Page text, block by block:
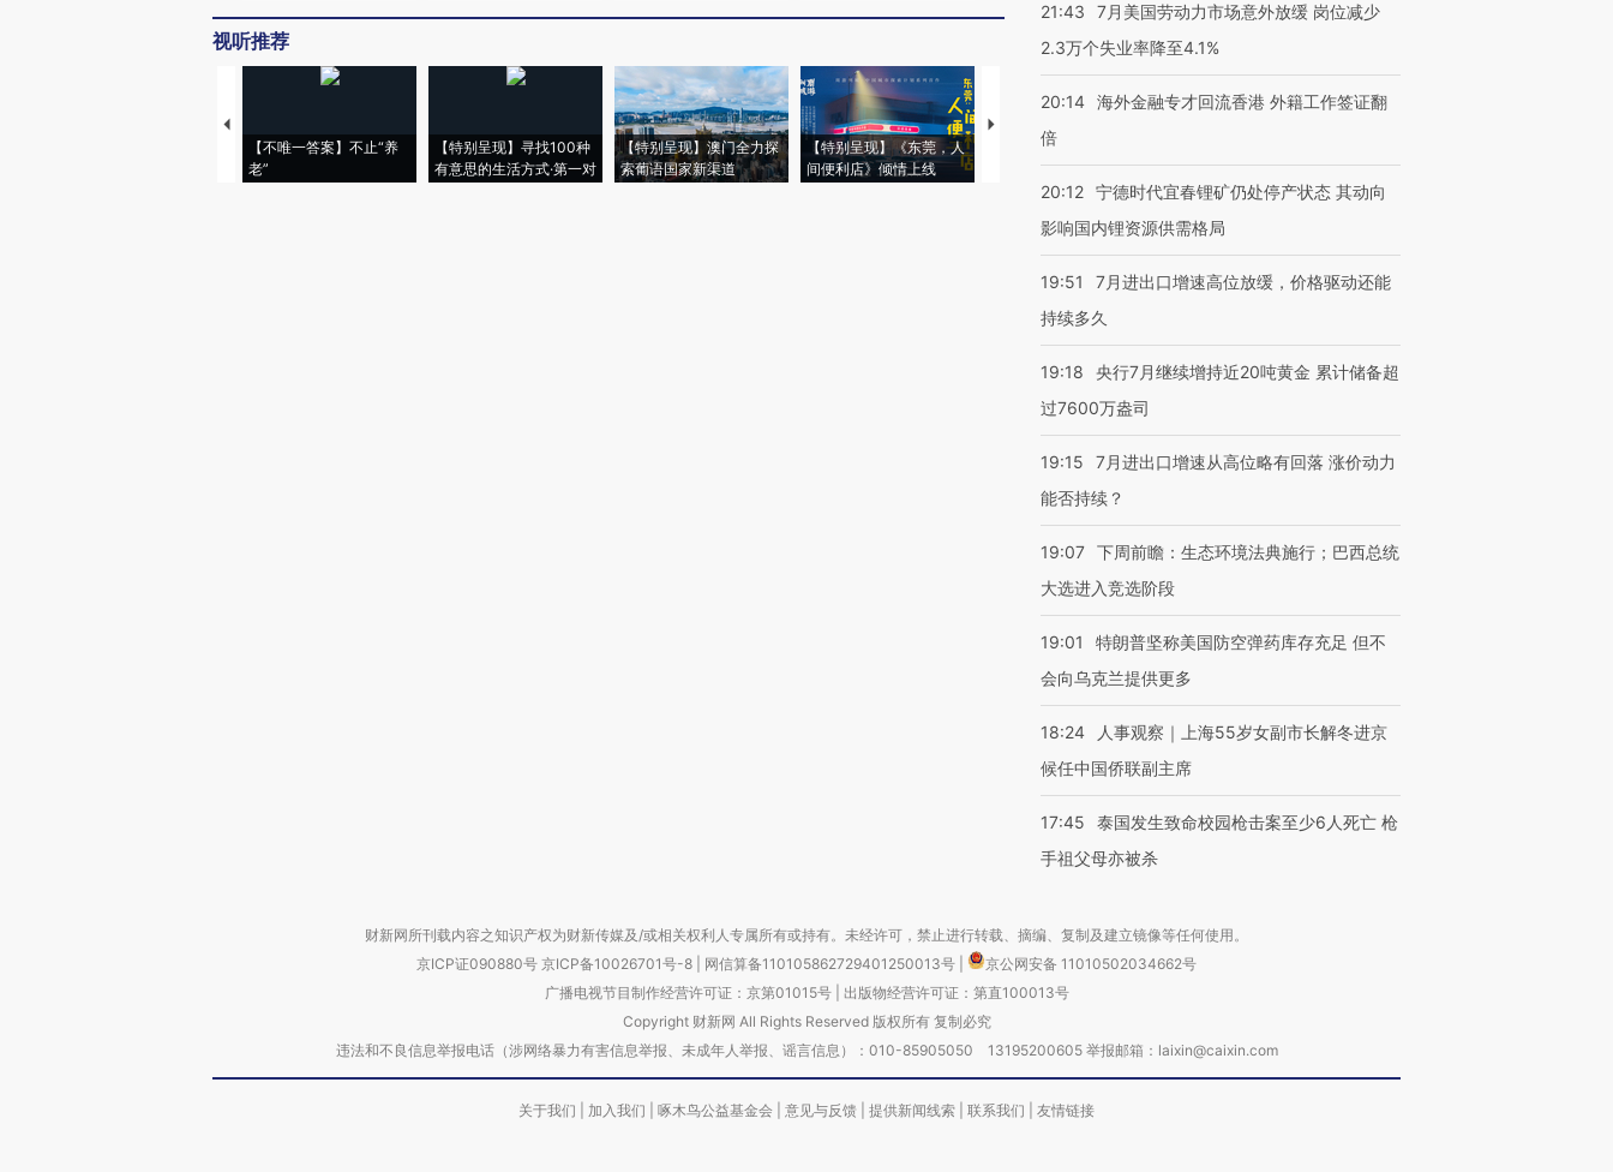
视听推荐
【不唯一答案】不止“养
老”
【特别呈现】寻找100种
有意思的生活方式·第一对
【特别呈现】澳门全力探
索葡语国家新渠道
【特别呈现】《东莞，人
间便利店》倾情上线
【推广】走进第四届链博
会，让数智科技“链”接产
有意思的生活方式·第三对
住三大增长引擎是什么？
21:43
7月美国劳动力市场意外放缓 岗位减少
2.3万个失业率降至4.1%
20:14 海外金融专才回流香港 外籍工作签证翻
倍
20:12 宁德时代宜春锂矿仍处停产状态 其动向
影响国内锂资源供需格局
19:51
7月进出口增速高位放缓，价格驱动还能
持续多久
19:18
央行7月继续增持近20吨黄金 累计储备超
过7600万盎司
19:15
7月进出口增速从高位略有回落 涨价动力
能否持续？
19:07 下周前瞻：生态环境法典施行；巴西总统
大选进入竞选阶段
19:01
特朗普坚称美国防空弹药库存充足 但不
会向乌克兰提供更多
18:24
人事观察｜上海55岁女副市长解冬进京
候任中国侨联副主席
17:45
泰国发生致命校园枪击案至少6人死亡 枪
手祖父母亦被杀
财新网所刊载内容之知识产权为财新传媒及/或相关权利人专属所有或持有。未经许可，禁止进行转载、摘编、复制及建立镜像等任何使用。
京ICP证090880号 京ICP备10026701号-8 网信算备110105862729401250013号
京公网安备 11010502034662号
广播电视节目制作经营许可证：京第01015号| 出版物经营许可证：第直100013号
Copyright 财新网 All Rights Reserved 版权所有 复制必究
违法和不良信息举报电话（涉网络暴力有害信息举报、未成年人举报、谣言信息）：010-85905050 13195200605 举报邮箱：laixin@caixin.com
关于我们 加入我们 啄木鸟公益基金会 意见与反馈 提供新闻线索 联系我们 友情链接